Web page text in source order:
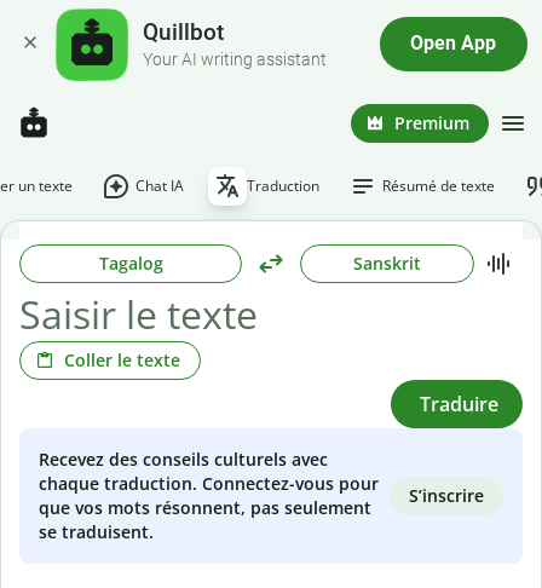
Quillbot
Your AI writing assistant
Open App
Premium
un texte Chat IA Traduction Résumé de texte
Tagalog Sanskrit
Coller le texte
Traduire
Recevez des conseils culturels avec
chaque traduction. Connectez-vous pour
que vos mots résonnent, pas seulement
se traduisent.
S’inscrire